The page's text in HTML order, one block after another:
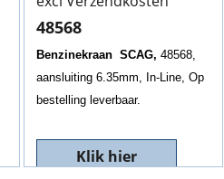
48568
Benzinekraan SCAG, 48568,
aansluiting 6.35mm, In-Line, Op
bestelling leverbaar.
Klik hier